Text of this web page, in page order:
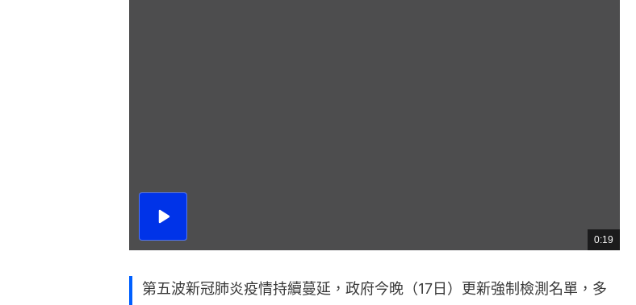
播
總
共
0:19
第五波新冠肺炎疫情持續蔓延，政府今晚（17日）更新強制檢測名單，多